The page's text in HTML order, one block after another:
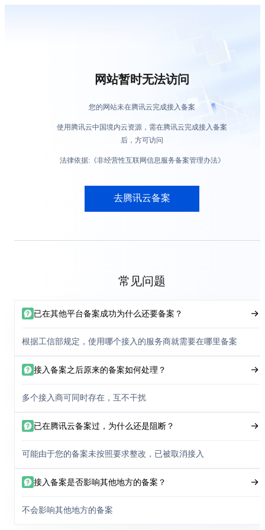
网站暂时无法访问
您的网站未在腾讯云完成接入备案
使用腾讯云中国境内云资源，需在腾讯云完成接入备案
后，方可访问
法律依据:《非经营性互联网信息服务备案管理办法》
去腾讯云备案
常见问题
已在其他平台备案成功为什么还要备案？
根据工信部规定，使用哪个接入的服务商就需要在哪里备案
接入备案之后原来的备案如何处理？
多个接入商可同时存在，互不干扰
已在腾讯云备案过，为什么还是阻断？
可能由于您的备案未按照要求整改，已被取消接入
接入备案是否影响其他地方的备案？
不会影响其他地方的备案